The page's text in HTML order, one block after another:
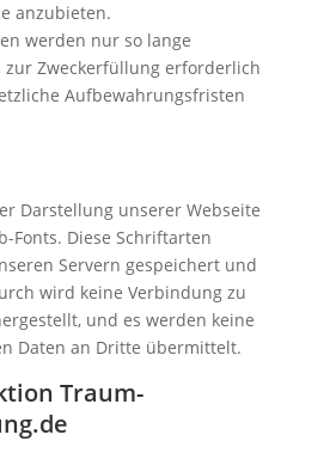
anzubieten.
werden nur so lange
zur Zweckerfüllung erforderlich
Aufbewahrungsfristen
Darstellung unserer Webseite
Fonts. Diese Schriftarten
Servern gespeichert und
wird keine Verbindung zu
und es werden keine
Daten an Dritte übermittelt.
Traum-